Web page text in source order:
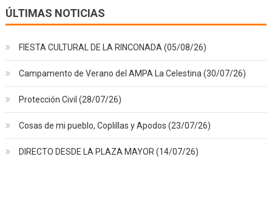
ÚLTIMAS NOTICIAS
FIESTA CULTURAL DE LA RINCONADA (05/08/26)
Campamento de Verano del AMPA La Celestina (30/07/26)
Protección Civil (28/07/26)
Cosas de mi pueblo, Coplillas y Apodos (23/07/26)
DIRECTO DESDE LA PLAZA MAYOR (14/07/26)